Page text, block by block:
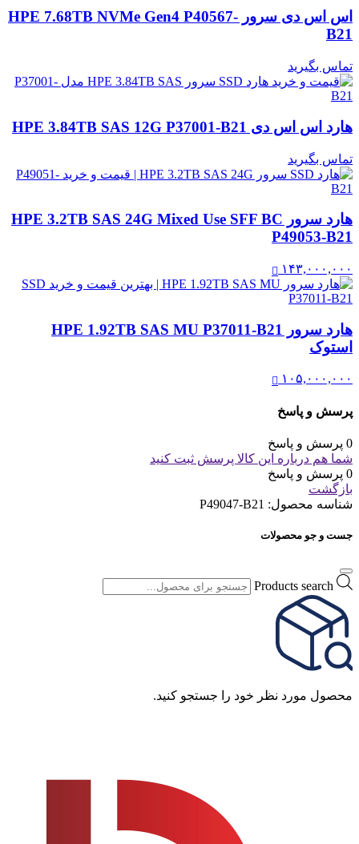
اس اس دی سرور HPE 7.68TB NVMe Gen4 P40567-
B21
تماس بگیرید
هارد اس اس دی HPE 3.84TB SAS 12G P37001-B21
تماس بگیرید
هارد سرور HPE 3.2TB SAS 24G Mixed Use SFF BC
P49053-B21
۱۴۳,۰۰۰,۰۰۰
هارد سرور HPE 1.92TB SAS MU P37011-B21
استوک
۱۰۵,۰۰۰,۰۰۰
پرسش و پاسخ
0 پرسش و پاسخ
شما هم درباره این کالا پرسش ثبت کنید
0 پرسش و پاسخ
بازگشت
شناسه محصول: P49047-B21
جست و جو محصولات
Products search
محصول مورد نظر خود را جستجو کنید.